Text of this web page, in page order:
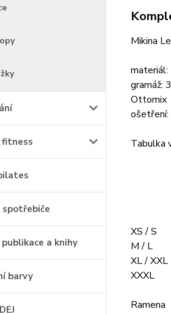
fitness
publikace a knihy
barvy
Mikina
gramáž:
Ottomix
ošetření:
Tabulka
XS / S
M / L
XL / XXL
XXXL
Ramena